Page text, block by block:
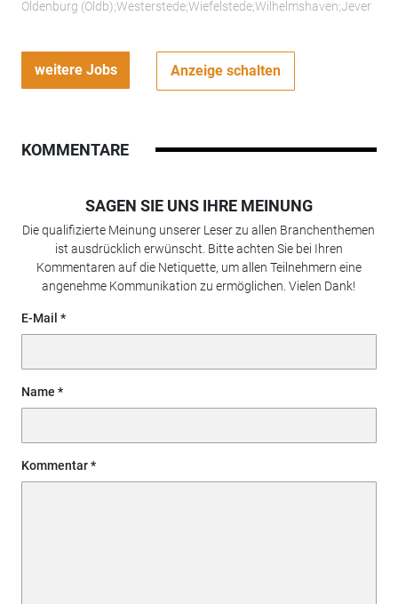
Oldenburg (Oldb);Westerstede;Wiefelstede;Wilhelmshaven;Jever
weitere Jobs Anzeige schalten
KOMMENTARE
SAGEN SIE UNS IHRE MEINUNG
Die qualifizierte Meinung unserer Leser zu allen Branchenthemen
ist ausdrücklich erwünscht. Bitte achten Sie bei Ihren
Kommentaren auf die Netiquette, um allen Teilnehmern eine
angenehme Kommunikation zu ermöglichen. Vielen Dank!
E-Mail
Name
Kommentar